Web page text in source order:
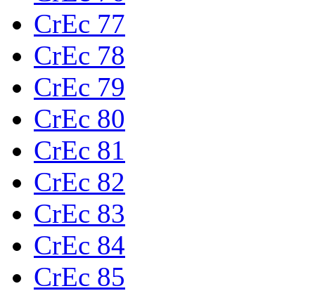
CrEc 77
CrEc 78
CrEc 79
CrEc 80
CrEc 81
CrEc 82
CrEc 83
CrEc 84
CrEc 85